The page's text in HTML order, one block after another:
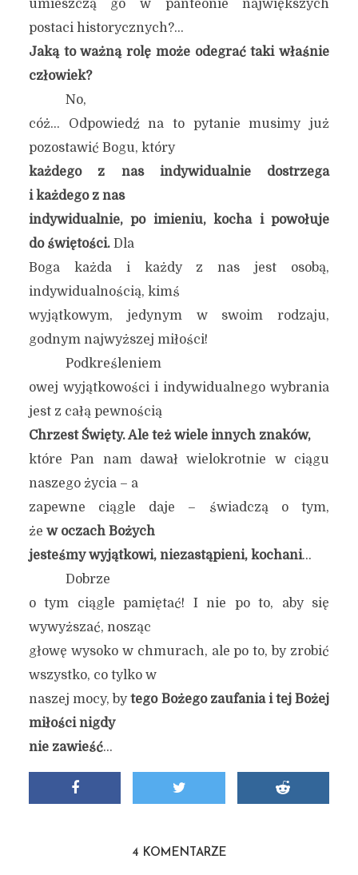
umieszczą go w panteonie największych
postaci historycznych?…
Jaką to ważną rolę może odegrać taki właśnie
człowiek?
No,
cóż… Odpowiedź na to pytanie musimy już
pozostawić Bogu, który
każdego z nas indywidualnie dostrzega
i każdego z nas
indywidualnie, po imieniu, kocha i powołuje
do świętości.Dla
Boga każda i każdy z nas jest osobą,
indywidualnością, kimś
wyjątkowym, jedynym w swoim rodzaju,
godnym najwyższej miłości!
Podkreśleniem
owej wyjątkowości i indywidualnego wybrania
jest z całą pewnością
Chrzest Święty. Ale też wiele innych znaków,
które Pan nam dawał wielokrotnie w ciągu
naszego życia – a
zapewne ciągle daje – świadczą o tym,
że w oczach Bożych
jesteśmy wyjątkowi, niezastąpieni, kochani…
Dobrze
o tym ciągle pamiętać! I nie po to, aby się
wywyższać, nosząc
głowę wysoko w chmurach, ale po to, by zrobić
wszystko, co tylko w
naszej mocy, bytego Bożego zaufania i tej Bożej
miłości nigdy
nie zawieść…
4 KOMENTARZE